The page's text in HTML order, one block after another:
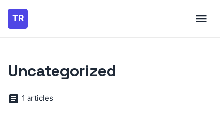
Uncategorized
1 articles